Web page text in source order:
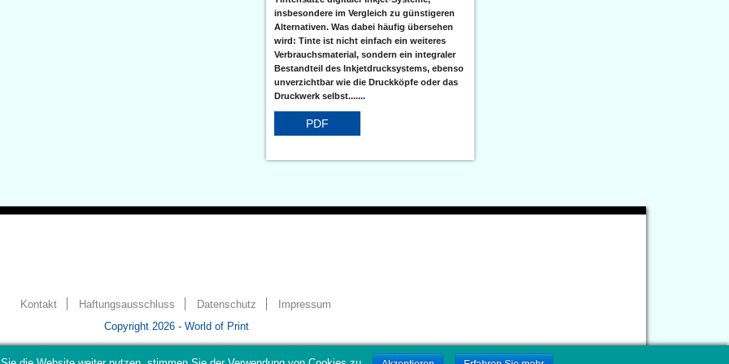
insbesondere im Vergleich zu günstigeren
Alternativen. Was dabei häufig übersehen
wird: Tinte ist nicht einfach ein weiteres
Verbrauchsmaterial, sondern ein integraler
Bestandteil des Inkjetdrucksystems, ebenso
unverzichtbar wie die Druckköpfe oder das
Druckwerk selbst.......
PDF
Kontakt Haftungsausschluss Datenschutz
Impressum
Copyright 2026 - World of Print